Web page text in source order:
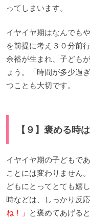
ってしまいます。
イヤイヤ期はなんでも
を前提に考え３０分前
余裕が生まれ、子ども
ょう。「時間が多少過
つことも大切です。
【９】褒める時
イヤイヤ期の子どもで
ことには変わりません
どもにとってとても嬉
時などは、しっかり反応
ね！」 と褒めてあげる